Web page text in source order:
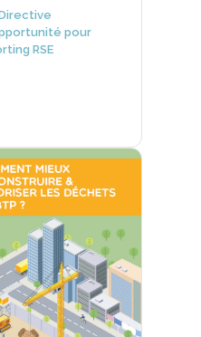
pour
RSE